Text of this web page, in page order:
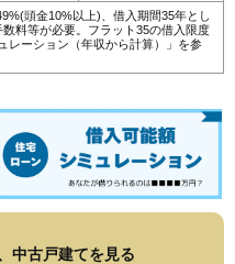
頭金10%以上)、借入期間35年とし
料等が必要。フラット35の借入限度
レーション（年収から計算）
」を参
中古戸建てを見る